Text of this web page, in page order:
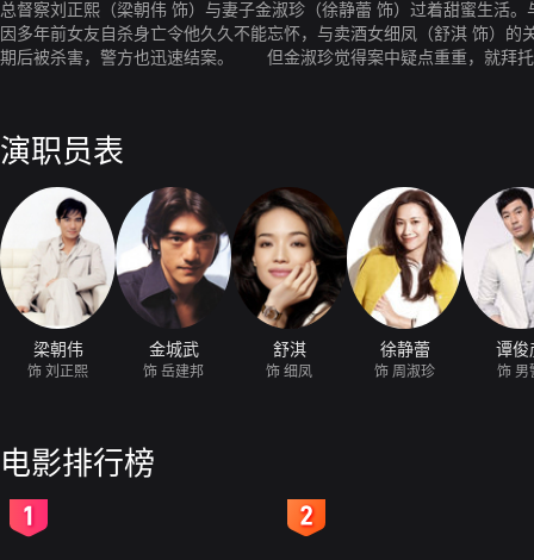
总督察刘正熙（梁朝伟 饰）与妻子金淑珍（徐静蕾 饰）过着甜蜜生活
因多年前女友自杀身亡令他久久不能忘怀，与卖酒女细凤（舒淇 饰）
期后被杀害，警方也迅速结案。 但金淑珍觉得案中疑点重重，就拜托
演职员表
梁朝伟
饰 刘正熙
金城武
饰 岳建邦
舒淇
饰 细凤
徐静蕾
饰 周淑珍
谭俊
饰 男
电影排行榜